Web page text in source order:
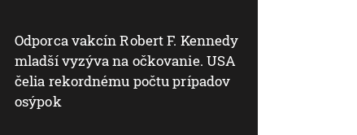
Odporca vakcín Robert F. Kennedy
mladší vyzýva na očkovanie. USA
čelia rekordnému počtu prípadov
osýpok